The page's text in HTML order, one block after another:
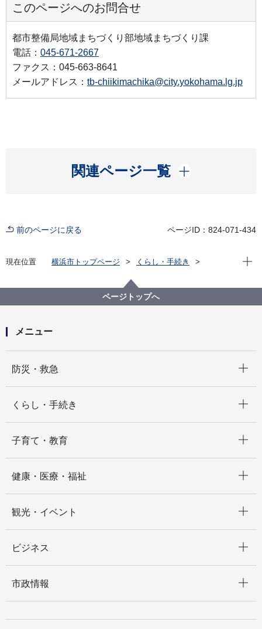
このページへのお問合せ
都市整備局地域まちづくり部地域まちづくり課
電話： 045-671-2667
ファクス：045-663-8641
メールアドレス： tb-chiikimachika@city.yokohama.lg.jp
関連ページ一覧
開く
前のページに戻る ページID：824-071-434
現在位置 横浜市トップページ
くらし・手続き
地区計画・建築協定等
各区の地区計画
戸塚区
現在
ページトップへ
メニュー
防災・救急
くらし・手続き
子育て・教育
健康・医療・福祉
観光・イベント
ビジネス
市政情報